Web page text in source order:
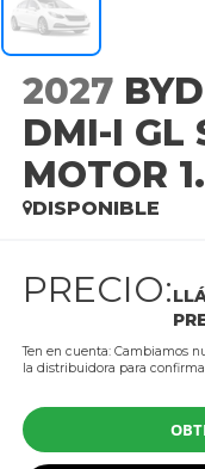
2027
DMI-I GL
MOTOR
DISPONIBLE
PRECIO:
Ten en cuenta: Cambiamos
la distribuidora para